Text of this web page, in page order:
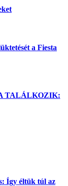
a Fiesta
TALÁLKOZIK:
Így éltük túl az